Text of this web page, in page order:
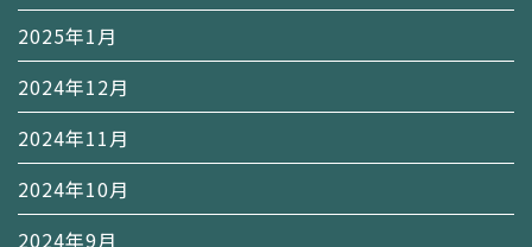
2025年1月
2024年12月
2024年11月
2024年10月
2024年9月